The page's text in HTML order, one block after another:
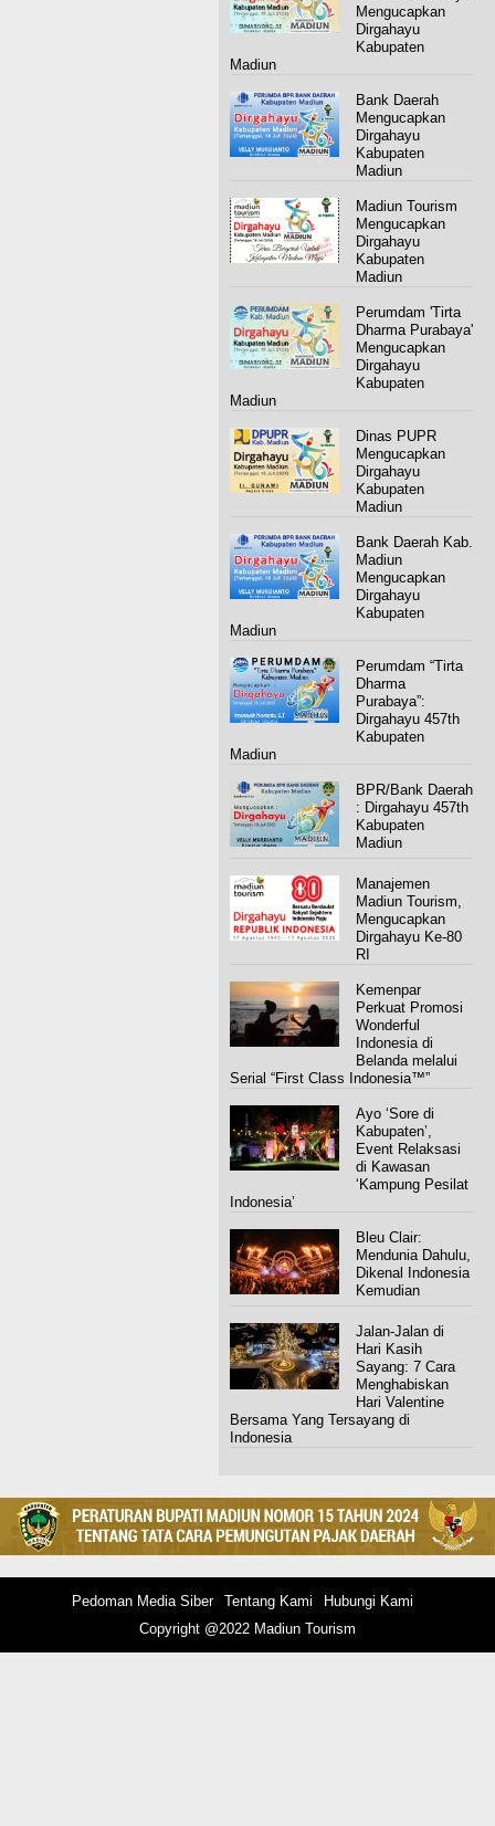
Mengucapkan
Dirgahayu
Kabupaten
Madiun
Bank Daerah
Mengucapkan
Dirgahayu
Kabupaten
Madiun
Madiun Tourism
Mengucapkan
Dirgahayu
Kabupaten
Madiun
Perumdam 'Tirta
Dharma Purabaya'
Mengucapkan
Dirgahayu
Kabupaten
Madiun
Dinas PUPR
Mengucapkan
Dirgahayu
Kabupaten
Madiun
Bank Daerah Kab.
Madiun
Mengucapkan
Dirgahayu
Kabupaten
Madiun
Perumdam “Tirta
Dharma
Purabaya”:
Dirgahayu 457th
Kabupaten
Madiun
BPR/Bank Daerah
: Dirgahayu 457th
Kabupaten
Madiun
Manajemen
Madiun Tourism,
Mengucapkan
Dirgahayu Ke-80
RI
Kemenpar
Perkuat Promosi
Wonderful
Indonesia di
Belanda melalui
Serial “First Class Indonesia™”
Ayo ‘Sore di
Kabupaten’,
Event Relaksasi
di Kawasan
‘Kampung Pesilat
Indonesia’
Bleu Clair:
Mendunia Dahulu,
Dikenal Indonesia
Kemudian
Jalan-Jalan di
Hari Kasih
Sayang: 7 Cara
Menghabiskan
Hari Valentine
Bersama Yang Tersayang di
Indonesia
Pedoman Media Siber Tentang Kami
Hubungi Kami
Copyright @2022 Madiun Tourism